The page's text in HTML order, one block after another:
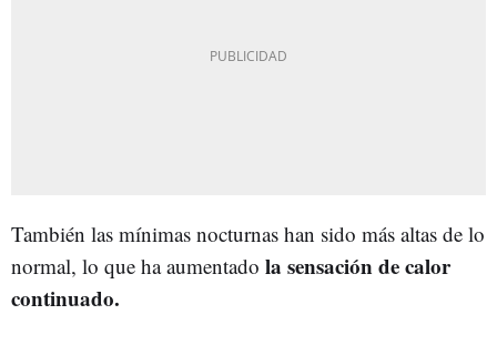
También las mínimas nocturnas han sido más altas de lo
normal, lo que ha aumentado la sensación de calor
continuado.